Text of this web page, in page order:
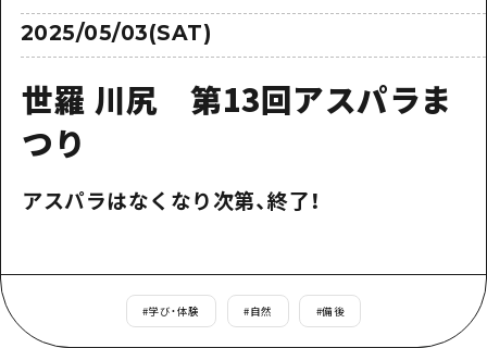
学び・体験
歴史・文化
自然
宮島周辺
山口県東部
半日
2泊3日
山口県東部
愛媛県
島根県
施設の混雑状況のお知らせ
手荷物預かり・配送サービス
HIROSHIMA FREE Wi-Fi
広島県を訪れる外国人旅行者向け情報一
ボランティアガイド
お問い合わせ
事業者・学校関係者の皆さま
2025/05/03(SAT)
世羅 川尻 第13回アスパラま
つり
アスパラはなくなり次第、終了！
#学び・体験 #自然 #備後